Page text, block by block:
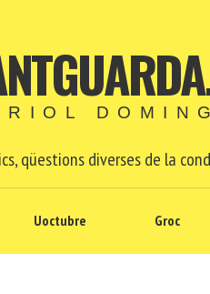
qüestions diverses de la
Uoctubre Groc